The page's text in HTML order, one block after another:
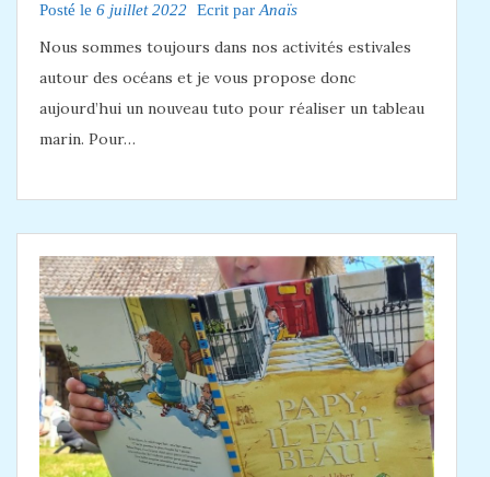
Posté le 6 juillet 2022 Ecrit par Anaïs
Nous sommes toujours dans nos activités estivales
autour des océans et je vous propose donc
aujourd’hui un nouveau tuto pour réaliser un tableau
marin. Pour…